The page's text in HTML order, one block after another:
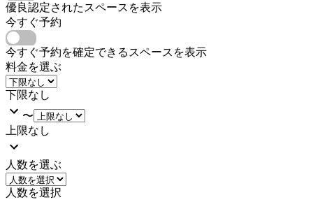
優良認定されたスペースを表示
今すぐ予約
今すぐ予約を確定できるスペースを表示
料金を選ぶ
下限なし
〜
上限なし
人数を選ぶ
人数を選択